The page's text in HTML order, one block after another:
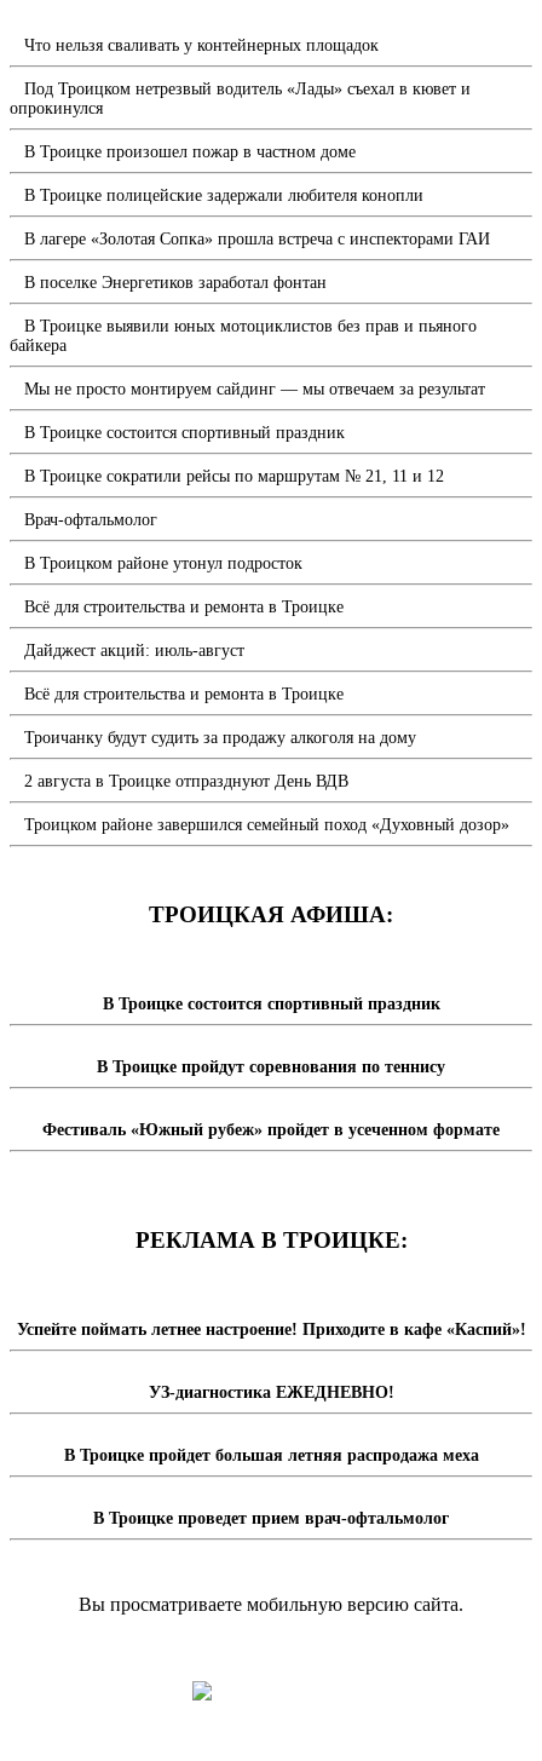
Что нельзя сваливать у контейнерных площадок
Под Троицком нетрезвый водитель «Лады» съехал в кювет и
опрокинулся
В Троицке произошел пожар в частном доме
В Троицке полицейские задержали любителя конопли
В лагере «Золотая Сопка» прошла встреча с инспекторами ГАИ
В поселке Энергетиков заработал фонтан
В Троицке выявили юных мотоциклистов без прав и пьяного
байкера
Мы не просто монтируем сайдинг — мы отвечаем за результат
В Троицке состоится спортивный праздник
В Троицке сократили рейсы по маршрутам № 21, 11 и 12
Врач-офтальмолог
В Троицком районе утонул подросток
Всё для строительства и ремонта в Троицке
Дайджест акций: июль-август
Всё для строительства и ремонта в Троицке
Троичанку будут судить за продажу алкоголя на дому
2 августа в Троицке отпразднуют День ВДВ
Троицком районе завершился семейный поход «Духовный дозор»
ТРОИЦКАЯ АФИША:
В Троицке состоится спортивный праздник
В Троицке пройдут соревнования по теннису
Фестиваль «Южный рубеж» пройдет в усеченном формате
РЕКЛАМА В ТРОИЦКЕ:
Успейте поймать летнее настроение! Приходите в кафе «Каспий»!
УЗ-диагностика ЕЖЕДНЕВНО!
В Троицке пройдет большая летняя распродажа меха
В Троицке проведет прием врач-офтальмолог
Вы просматриваете мобильную версию сайта.